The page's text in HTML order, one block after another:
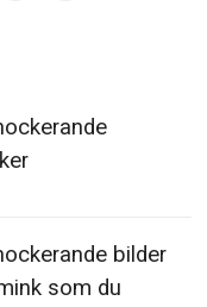
bilder
som du